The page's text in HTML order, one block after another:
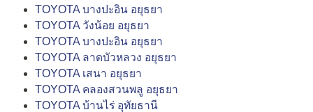
TOYOTA บางปะอิน อยุธยา
TOYOTA วังน้อย อยุธยา
TOYOTA บางปะอิน อยุธยา
TOYOTA ลาดบัวหลวง อยุธยา
TOYOTA เสนา อยุธยา
TOYOTA คลองสวนพลู อยุธยา
TOYOTA บ้านไร่ อุทัยธานี